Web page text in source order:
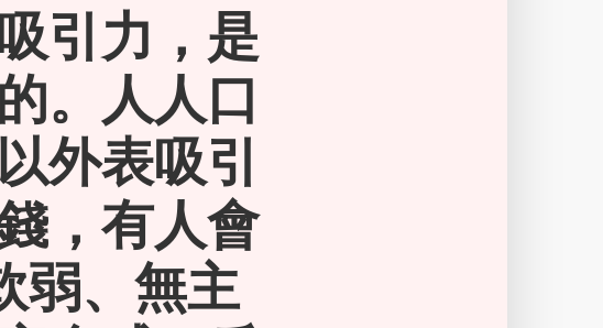
引力，是
。人人口
外表吸引
，有人會
弱、無主